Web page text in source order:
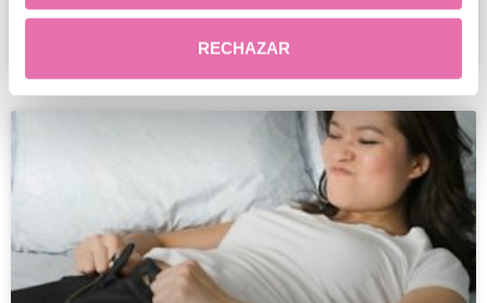
RECHAZAR
6 julio, 2017